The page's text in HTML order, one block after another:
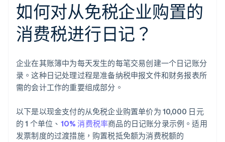
如何对从免税企业购置的
消费税进行日记？
企业在其账簿中为每天发生的每笔交易创建一个日记账分
录。这种日记处理过程是准备纳税申报文件和财务报表所
需的会计工作的重要组成部分。
以下是以现金支付的从免税企业购置单价为 10,000 日元
的 1 个单位、 10% 消费税率商品的日记账分录示例。适用
发票制度的过渡措施，购置税抵免额为消费税额的